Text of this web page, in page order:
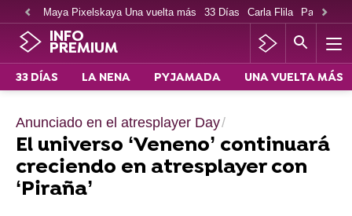
Maya Pixelskaya Una vuelta más 33 Días Carla Flila Paco
INFO
PREMIUM
33 DÍAS LA NENA PYJAMADA UNA VUELTA MÁS
Anunciado en el atresplayer Day
El universo ‘Veneno’ continuará
creciendo en atresplayer con
‘Piraña’